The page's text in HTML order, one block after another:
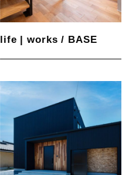
life | works / BASE